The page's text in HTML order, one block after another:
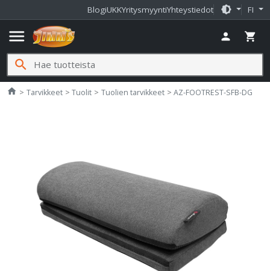
BlogiUKKYritysmyyntiYhteystiedot brightness_medium FI
menu person shopping_cart
search
home Jimms.fi
Tarvikkeet Tuolit Tuolien tarvikkeet AZ-FOOTREST-SFB-DG